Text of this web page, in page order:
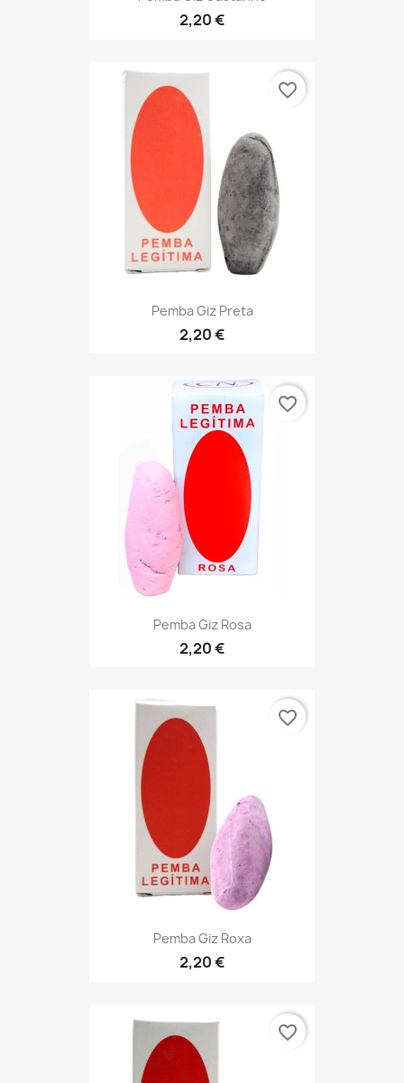
2,20 €
Pemba Giz Preta
2,20 €
favorite_border
Pemba Giz Rosa
2,20 €
favorite_border
Pemba Giz Roxa
2,20 €
favorite_border
favorite_border